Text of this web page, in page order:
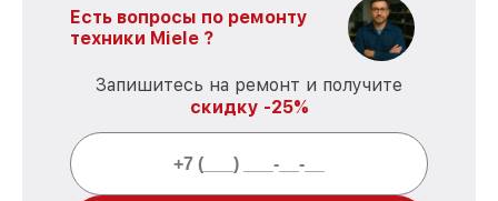
Есть вопросы по ремонту
техники Miele ?
Запишитесь на ремонт и получите
скидку -25%